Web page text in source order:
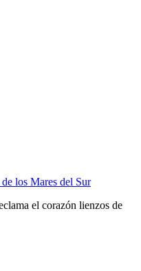
los Mares del Sur
el corazón lienzos de